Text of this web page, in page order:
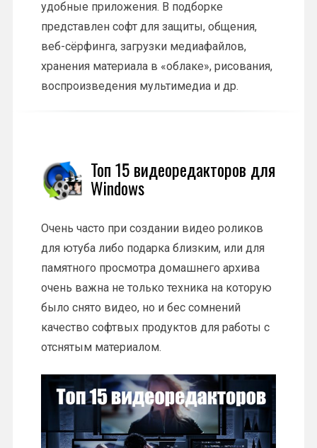
удобные приложения. В подборке
представлен софт для защиты, общения,
веб-сёрфинга, загрузки медиафайлов,
хранения материала в «облаке», рисования,
воспроизведения мультимедиа и др.
Топ 15 видеоредакторов для
Windows
Очень часто при создании видео роликов
для ютуба либо подаркаблизким, или для
памятного просмотра домашнего архива
очень важнане только техникана которую
было снято видео, но и бес сомнений
качество софтвых продуктов для работы с
отснятым материалом.